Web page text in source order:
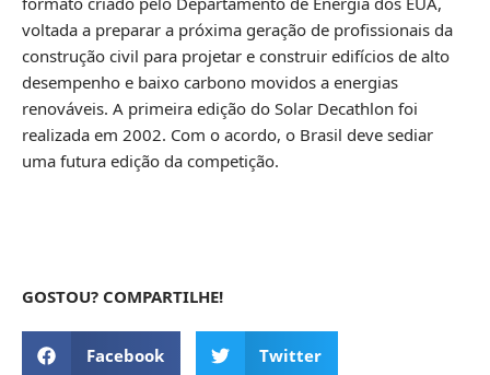
voltada a preparar a próxima geração de profissionais da
construção civil para projetar e construir edifícios de alto
desempenho e baixo carbono movidos a energias
renováveis. A primeira edição do Solar Decathlon foi
realizada em 2002. Com o acordo, o Brasil deve sediar
uma futura edição da competição.
GOSTOU? COMPARTILHE!
Facebook Twitter